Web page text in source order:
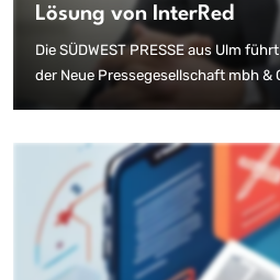
Lösung von InterRed
Die SÜDWEST PRESSE aus Ulm
der Neue Pressegesellschaft mbh &
entwickelte E-Paper Lösung von
der Tageszeitung für die Website-,
Tablet-App generiert. Durch
Anreicherung mit
Lesemodus bietet die InterRed-
E-Paper-Konzepte. Die anderen